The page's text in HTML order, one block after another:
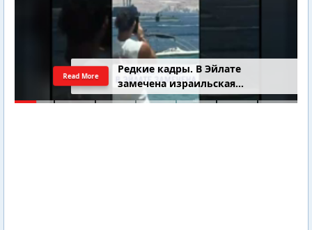
Редкие кадры. В Эйлате
замечена израильская
подводная лодка
Read More